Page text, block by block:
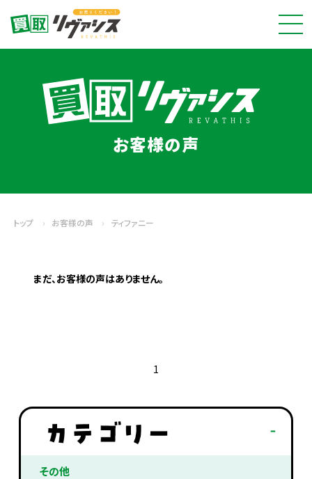
お客様の声
トップ › お客様の声 › ティファニー
まだ、お客様の声はありません。
1
その他